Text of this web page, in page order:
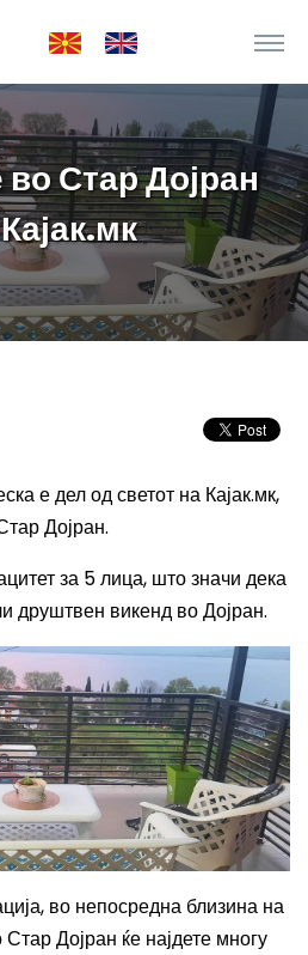
Стар Дојран
е дел од светот на Кајак.мк,
Дојран.
за 5 лица, што значи дека
друштвен викенд во Дојран.
во непосредна близина на
Дојран ќе најдете многу